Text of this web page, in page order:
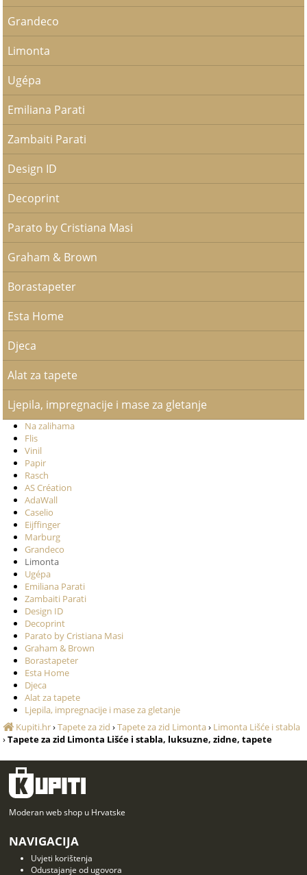
Grandeco
Limonta
Ugépa
Emiliana Parati
Zambaiti Parati
Design ID
Decoprint
Parato by Cristiana Masi
Graham & Brown
Borastapeter
Esta Home
Djeca
Alat za tapete
Ljepila, impregnacije i mase za gletanje
Na zalihama
Flis
Vinil
Papir
Rasch
AS Création
AdaWall
Caselio
Eijffinger
Marburg
Grandeco
Limonta
Ugépa
Emiliana Parati
Zambaiti Parati
Design ID
Decoprint
Parato by Cristiana Masi
Graham & Brown
Borastapeter
Esta Home
Djeca
Alat za tapete
Ljepila, impregnacije i mase za gletanje
Kupiti.hr›Tapete za zid ›Tapete za zid Limonta› Limonta Lišće i stabla
›Tapete za zid Limonta Lišće i stabla, luksuzne, zidne, tapete
Moderan web shop u Hrvatske
NAVIGACIJA
Uvjeti korištenja
Odustajanje od ugovora